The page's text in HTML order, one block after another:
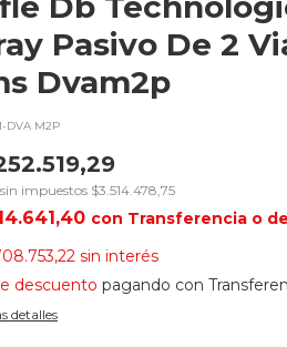
Pasivo De 2
Dvam2p
DVA M2P
impuestos $3.514.478,75
con Transferencia o
sin interés
descuento pagando con
detalles